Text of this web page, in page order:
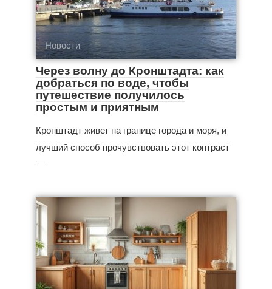
Новости
Через волну до Кронштадта: как
добраться по воде, чтобы
путешествие получилось
простым и приятным
Кронштадт живет на границе города и моря, и
лучший способ прочувствовать этот контраст
—